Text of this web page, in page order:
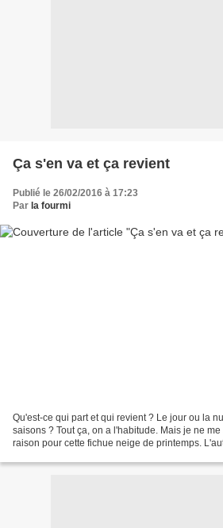
Ça s'en va et ça revient
Publié le 26/02/2016 à 17:23
Par la fourmi
Qu'est-ce qui part et qui revient ? Le jour ou la
saisons ? Tout ça, on a l'habitude. Mais je ne
raison pour cette fichue neige de printemps.